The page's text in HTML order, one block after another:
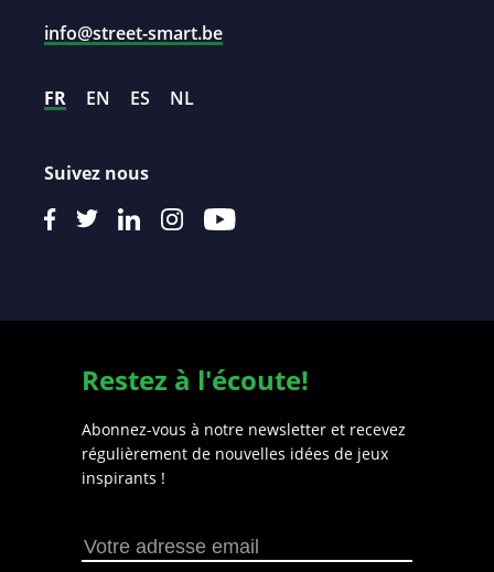
info@street-smart.be
FR EN ES NL
Suivez nous
Restez à l'écoute!
Abonnez-vous à notre newsletter et recevez
régulièrement de nouvelles idées de jeux
inspirants !